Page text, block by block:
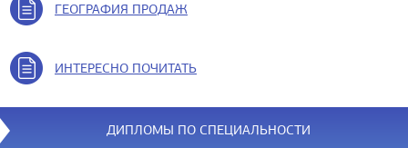
ГЕОГРАФИЯ ПРОДАЖ
ИНТЕРЕСНО ПОЧИТАТЬ
ДИПЛОМЫ ПО СПЕЦИАЛЬНОСТИ